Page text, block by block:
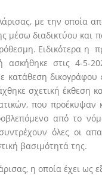
με την οποία
μέσω διαδικτύου και
Ειδικότερα η
ασκήθηκε στις 4-5-
κατάθεση δικογράφου
σχετική έκθεση
που προέκυψαν
από το
όλες οι
βασιμότητά της.
η οποία έχει ως